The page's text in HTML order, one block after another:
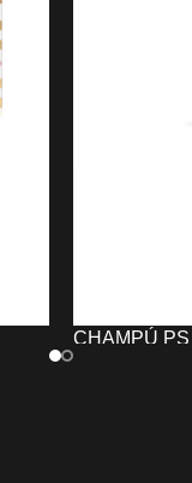
CHAMPÚ